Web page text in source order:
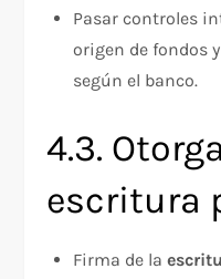
Pasar controles
origen de fondos
según el banco.
4.3.
escritura
Firma de la